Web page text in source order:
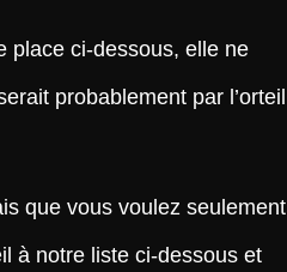
place ci-dessous, elle ne
probablement par l’orteil
que vous voulez seulement
à notre liste ci-dessous et